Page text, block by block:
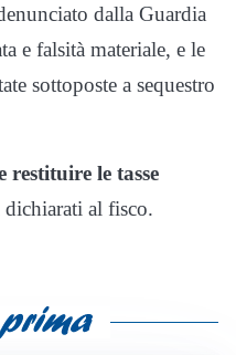
dalla Guardia
e falsità materiale, e le
sottoposte a sequestro
restituire le tasse
al fisco.